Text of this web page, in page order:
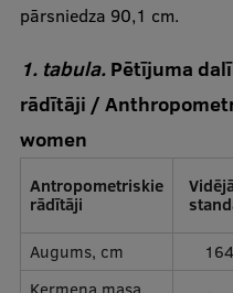
pārsniedza 90,1 cm.
1. tabula.Pētījuma
rādītāji /
women
Antropometriskie
rādītāji
Augums, cm